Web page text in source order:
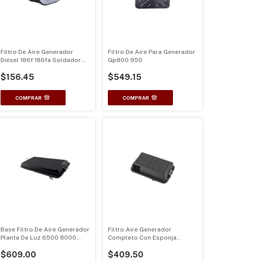
Filtro De Aire Generador
Diésel 186f 186fa Soldador
$156.45
Filtro De Aire Para Generador
Gp800 950
$549.15
Base Filtro De Aire Generador
Planta De Luz 6500 8000
$609.00
Filtro Aire Generador
Completo Con Esponja
$409.50